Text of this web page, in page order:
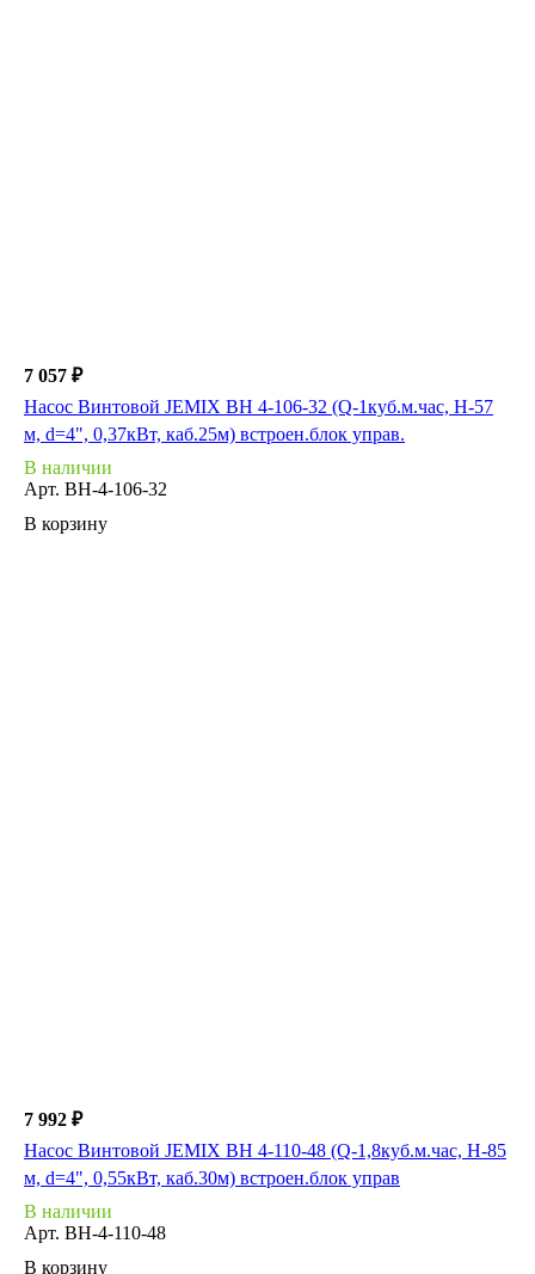
7 057 ₽
Насос Винтовой JEMIX ВН 4-106-32 (Q-1куб.м.час, Н-57
м, d=4", 0,37кВт, каб.25м) встроен.блок управ.
В наличии
Арт. ВН-4-106-32
В корзину
7 992 ₽
Насос Винтовой JEMIX ВН 4-110-48 (Q-1,8куб.м.час, Н-85
м, d=4", 0,55кВт, каб.30м) встроен.блок управ
В наличии
Арт. ВН-4-110-48
В корзину